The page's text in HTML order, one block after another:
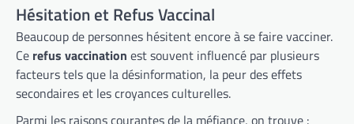
Hésitation et Refus Vaccinal
Beaucoup de personnes hésitent encore à se faire vacciner.
Ce refus vaccination est souvent influencé par plusieurs
facteurs tels que la désinformation, la peur des effets
secondaires et les croyances culturelles.
Parmi les raisons courantes de la méfiance, on trouve :